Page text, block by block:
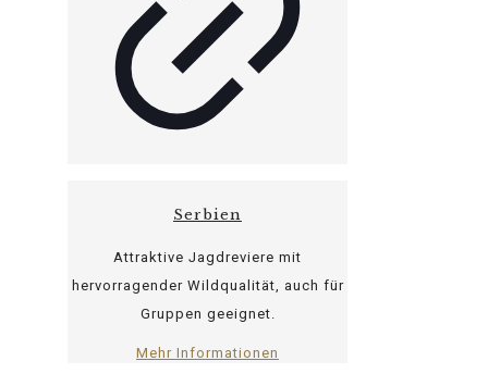
Serbien
Attraktive Jagdreviere mit
hervorragender Wildqualität, auch für
Gruppen geeignet.
Mehr Informationen